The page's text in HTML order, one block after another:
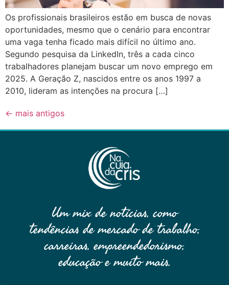
Os profissionais brasileiros estão em busca de novas
oportunidades, mesmo que o cenário para encontrar
uma vaga tenha ficado mais difícil no último ano.
Segundo pesquisa da LinkedIn, três a cada cinco
trabalhadores planejam buscar um novo emprego em
2025. A Geração Z, nascidos entre os anos 1997 a
2010, lideram as intenções na procura […]
← mais antigos
Um mix de notícias, como
tendências de mercado de trabalho,
carreiras, empreendedorismo,
educação e muito mais.